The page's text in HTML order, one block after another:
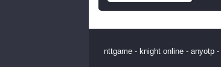
nttgame - knight online - anyotp -